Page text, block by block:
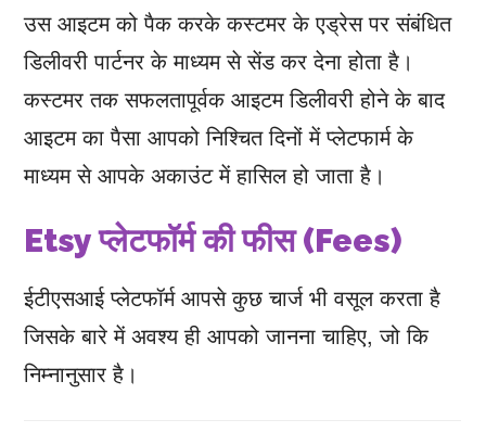
उस आइटम को पैक करके कस्टमर के एड्रेस पर संबंधित
डिलीवरी पार्टनर के माध्यम से सेंड कर देना होता है।
कस्टमर तक सफलतापूर्वक आइटम डिलीवरी होने के बाद
आइटम का पैसा आपको निश्चित दिनों में प्लेटफार्म के
माध्यम से आपके अकाउंट में हासिल हो जाता है।
Etsy प्लेटफॉर्म की फीस (Fees)
ईटीएसआई प्लेटफॉर्म आपसे कुछ चार्ज भी वसूल करता है
जिसके बारे में अवश्य ही आपको जानना चाहिए, जो कि
निम्नानुसार है।